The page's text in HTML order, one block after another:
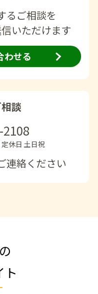
るご相談を
いただけます
わせる
談
休日 土日祝
連絡ください
ト